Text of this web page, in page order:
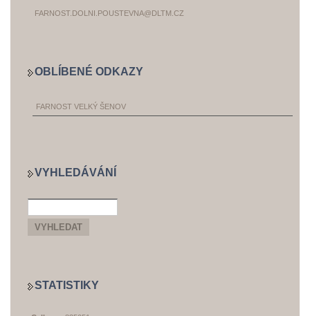
FARNOST.DOLNI.POUSTEVNA@DLTM.CZ
OBLÍBENÉ ODKAZY
FARNOST VELKÝ ŠENOV
VYHLEDÁVÁNÍ
STATISTIKY